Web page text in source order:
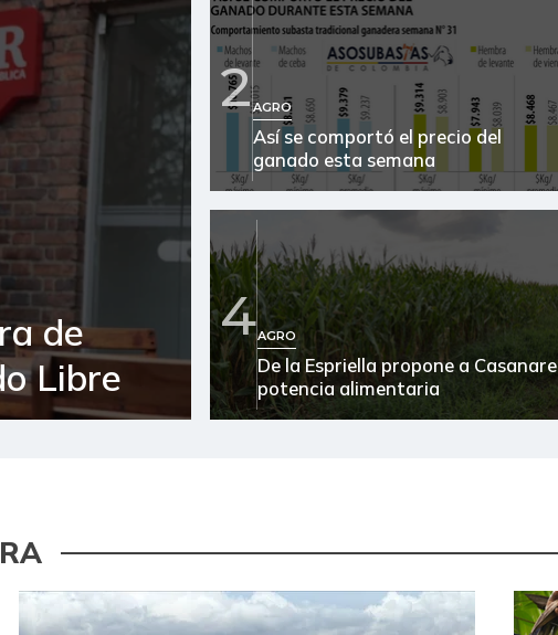
de
Libre
2AGRO
Así se comportó el precio del
ganado esta semana
4AGRO
De la Espriella propone a Casanare
potencia alimentaria